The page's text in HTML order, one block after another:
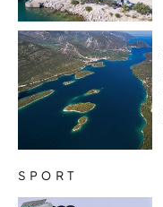
SPORT